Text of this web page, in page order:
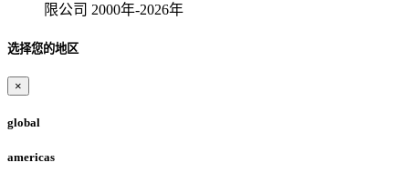
限公司 2000年-2026年
选择您的地区
×
global
americas